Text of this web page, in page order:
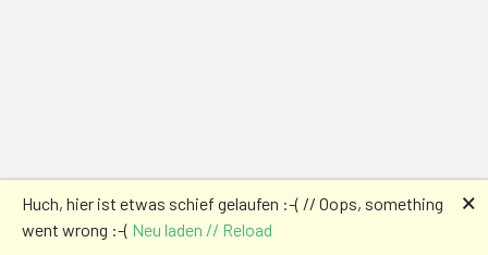
Huch, hier ist etwas schief gelaufen :-( // Oops, something
went wrong :-( Neu laden // Reload
🗙